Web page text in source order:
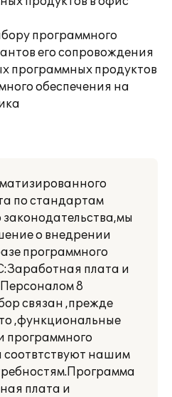
программного
его сопровождения
программных продуктов
обеспечения на
по стандартам
законодательства,мы
о внедрении
программного
плата и
8
связан ,прежде
,функциональные
программного
соотвтствуют нашим
плата и